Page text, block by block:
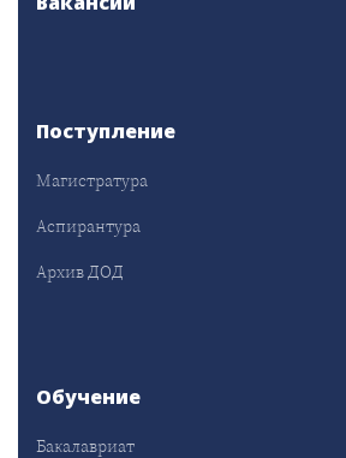
Поступление
Магистратура
Аспирантура
Архив ДОД
Обучение
Бакалавриат